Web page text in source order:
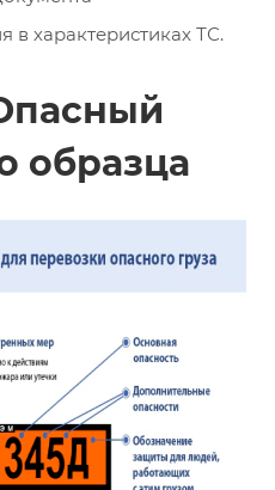
характеристиках ТС.
образца